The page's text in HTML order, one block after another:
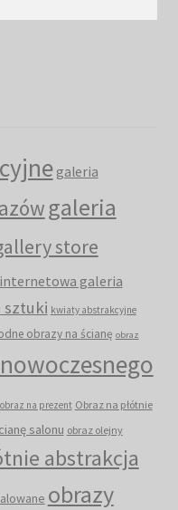
galeria
galeria
store
internetowa galeria
sztuki kwiaty abstrakcyjne
obrazy na ścianę obraz
obraz na prezent Obraz na płótnie
salonu obraz olejny
abstrakcja
obrazy